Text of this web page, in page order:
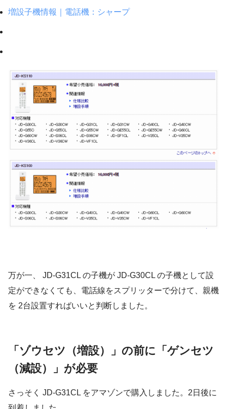
増設子機情報｜電話機：シャープ
万が一、 JD-G31CL の子機が JD-G30CL の子機として設
定ができなくても、電話線をスプリッターで分けて、親機
を 2台設置すればいいと判断しました。
「ゾウセツ（増設）」の前に「ゲンセツ
（減設）」が必要
さっそく JD-G31CL をアマゾンで購入しました。2日後に